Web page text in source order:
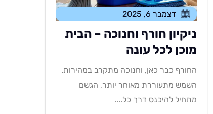
דצמבר 6, 2025
ניקיון חורף וחנוכה – הבית
מוכן לכל עונה
החורף כבר כאן, וחנוכה מתקרב במהירות.
השמש מתעוררת מאוחר יותר, הגשם
מתחיל להיכנס דרך כל....